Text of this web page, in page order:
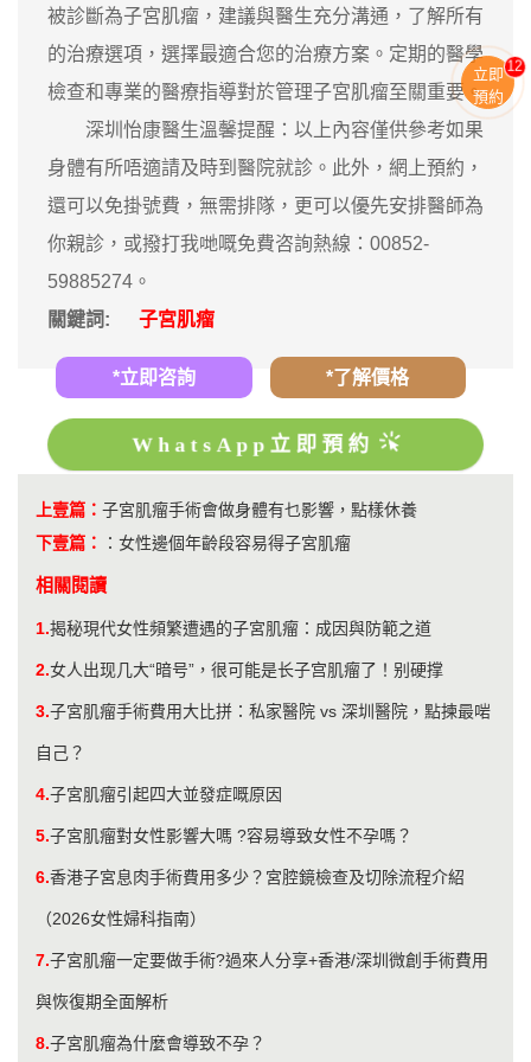
被診斷為子宮肌瘤，建議與醫生充分溝通，了解所有
的治療選項，選擇最適合您的治療方案。定期的醫學
檢查和專業的醫療指導對於管理子宮肌瘤至關重要。
深圳怡康醫生溫馨提醒：以上內容僅供參考如果
身體有所唔適請及時到醫院就診。此外，網上預約，
還可以免掛號費，無需排隊，更可以優先安排醫師為
你親診，或撥打我哋嘅免費咨詢熱線：00852-
59885274。
關鍵詞:
子宮肌瘤
*立即咨詢 *了解價格
WhatsApp立即預約
上壹篇： 子宮肌瘤手術會做身體有乜影響，點樣休養
下壹篇：
： 女性邊個年齡段容易得子宮肌瘤
相關閱讀
1.揭秘現代女性頻繁遭遇的子宮肌瘤：成因與防範之道
2.​女人出现几大“暗号”，很可能是长子宫肌瘤了！别硬撑
3.子宮肌瘤手術費用大比拼：私家醫院 vs 深圳醫院，點揀最啱
自己？
4.子宮肌瘤引起四大並發症嘅原因
5.子宮肌瘤對女性影響大嗎 ?容易導致女性不孕嗎？
6.香港子宮息肉手術費用多少？宮腔鏡檢查及切除流程介紹
（2026女性婦科指南）
7.子宮肌瘤一定要做手術?過來人分享+香港/深圳微創手術費用
與恢復期全面解析
8.子宮肌瘤為什麼會導致不孕？
立即
預約
12